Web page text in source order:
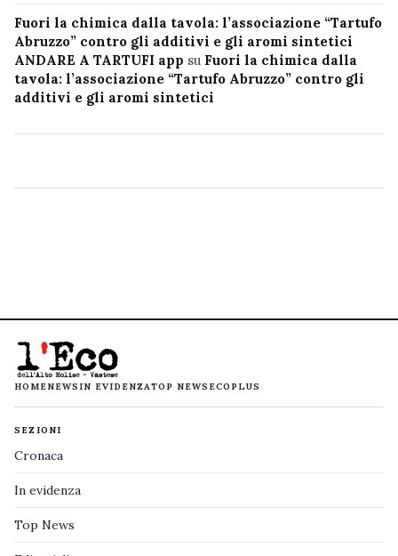
Fuori la chimica dalla tavola: l’associazione “Tartufo
Abruzzo” contro gli additivi e gli aromi sintetici
ANDARE A TARTUFI app su Fuori la chimica dalla
tavola: l’associazione “Tartufo Abruzzo” contro gli
additivi e gli aromi sintetici
HOMENEWS IN EVIDENZATOP NEWS ECOPLUS
SEZIONI
Cronaca
In evidenza
Top News